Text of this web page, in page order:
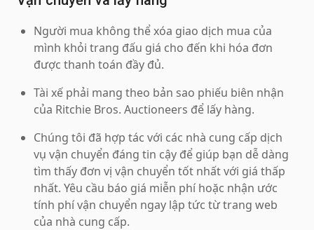
Người mua không thể xóa giao dịch mua của
mình khỏi trang đấu giá cho đến khi hóa đơn
được thanh toán đầy đủ.
Tài xế phải mang theo bản sao phiếu biên nhận
của Ritchie Bros. Auctioneers để lấy hàng.
Chúng tôi đã hợp tác với các nhà cung cấp dịch
vụ vận chuyển đáng tin cậy để giúp bạn dễ dàng
tìm thấy đơn vị vận chuyển tốt nhất với giá thấp
nhất. Yêu cầu báo giá miễn phí hoặc nhận ước
tính phí vận chuyển ngay lập tức từ trang web
của nhà cung cấp.